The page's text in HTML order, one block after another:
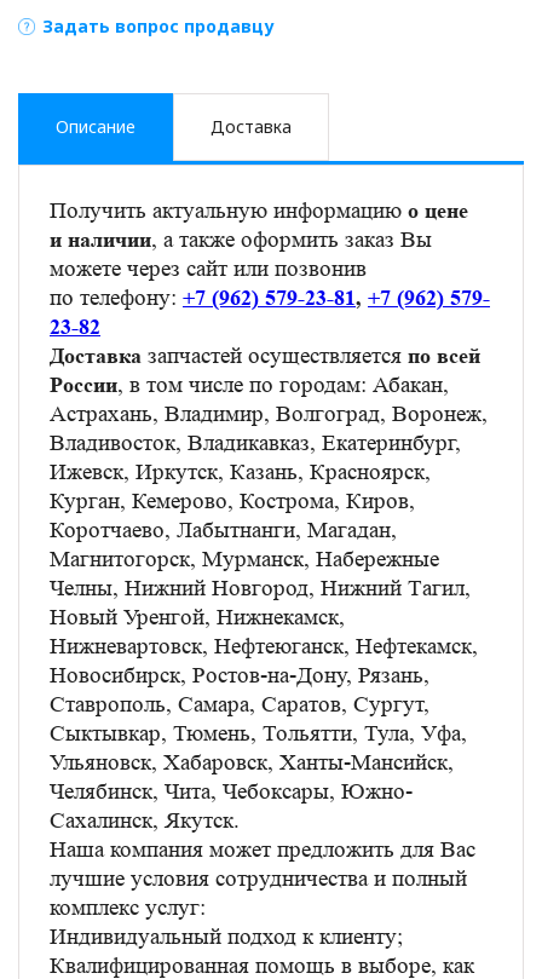
Задать вопрос продавцу
Описание Доставка
Получить актуальную информацию о цене
и наличии, а также оформить заказ Вы
можете через сайт или позвонив
по телефону: +7 (962) 579-23-81, +7 (962) 579-
23-82
Доставка запчастей осуществляется по всей
России, в том числе по городам: Абакан,
Астрахань, Владимир, Волгоград, Воронеж,
Владивосток, Владикавказ, Екатеринбург,
Ижевск, Иркутск, Казань, Красноярск,
Курган, Кемерово, Кострома, Киров,
Коротчаево, Лабытнанги, Магадан,
Магнитогорск, Мурманск, Набережные
Челны, Нижний Новгород, Нижний Тагил,
Новый Уренгой, Нижнекамск,
Нижневартовск, Нефтеюганск, Нефтекамск,
Новосибирск, Ростов-на-Дону, Рязань,
Ставрополь, Самара, Саратов, Сургут,
Сыктывкар, Тюмень, Тольятти, Тула, Уфа,
Ульяновск, Хабаровск, Ханты-Мансийск,
Челябинск, Чита, Чебоксары, Южно-
Сахалинск, Якутск.
Наша компания может предложить для Вас
лучшие условия сотрудничества и полный
комплекс услуг:
Индивидуальный подход к клиенту;
Квалифицированная помощь в выборе, как